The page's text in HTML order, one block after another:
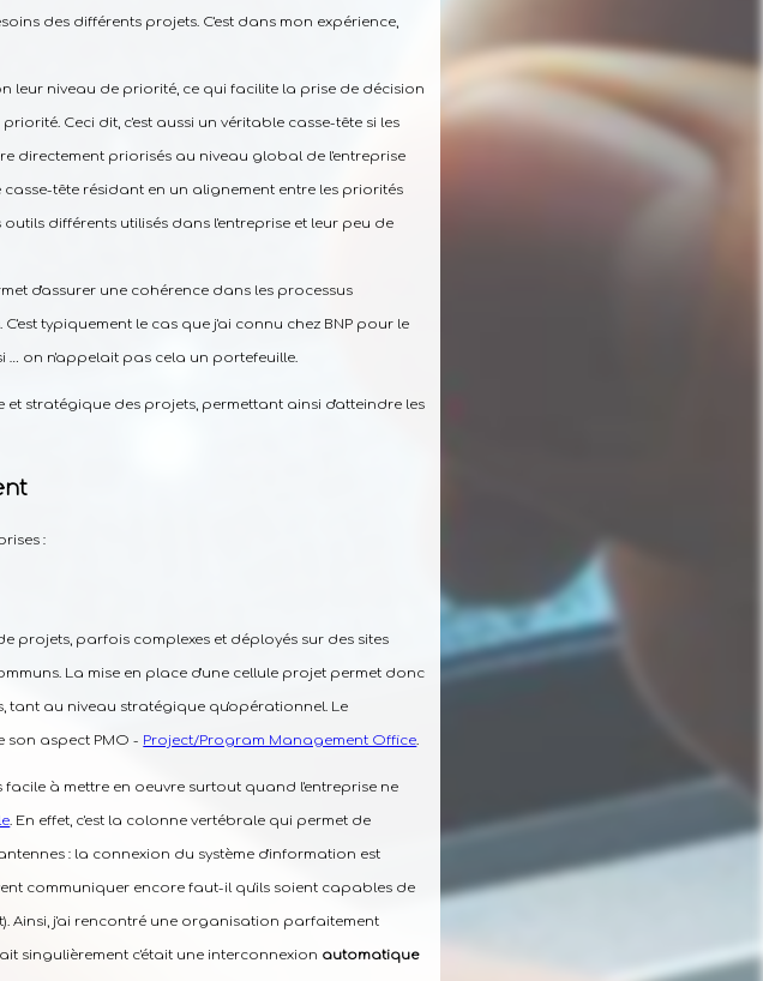
des différents projets. C'est dans mon expérience,
leur niveau de priorité, ce qui facilite la prise de décision
Ceci dit, c'est aussi un véritable casse-tête si les
directement priorisés au niveau global de l'entreprise
casse-tête résidant en un alignement entre les priorités
différents utilisés dans l'entreprise et leur peu de
d'assurer une cohérence dans les processus
typiquement le cas que j'ai connu chez BNP pour le
… on n'appelait pas cela un portefeuille.
stratégique des projets, permettant ainsi d'atteindre les
:
projets, parfois complexes et déployés sur des sites
La mise en place d'une cellule projet permet donc
tant au niveau stratégique qu'opérationnel. Le
aspect PMO - Project/Program Management Office.
à mettre en oeuvre surtout quand l'entreprise ne
. En effet, c'est la colonne vertébrale qui permet de
: la connexion du système d'information est
communiquer encore faut-il qu'ils soient capables de
Ainsi, j'ai rencontré une organisation parfaitement
singulièrement c'était une interconnexion automatique